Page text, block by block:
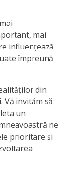
mai
influențează
împreună
din
Vă invităm să
un
ne
prioritare și